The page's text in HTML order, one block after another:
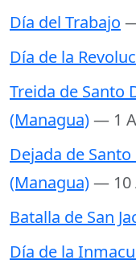
Día del Trabajo
Día de la
Treida de Santo
(Managua)— 1
Dejada de
(Managua)— 10
Batalla de San
Día de la